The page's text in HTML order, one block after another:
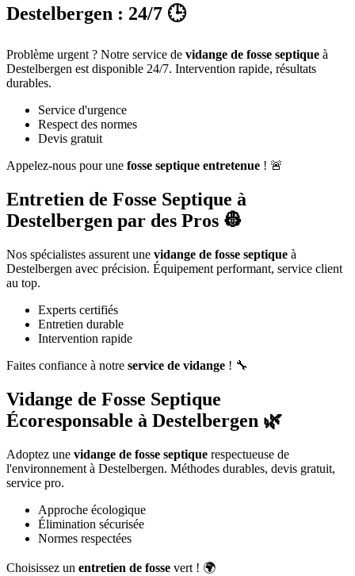
Destelbergen : 24/7 🕒
Problème urgent ? Notre service de vidange de fosse septique à
Destelbergen est disponible 24/7. Intervention rapide, résultats
durables.
Service d'urgence
Respect des normes
Devis gratuit
Appelez-nous pour une fosse septique entretenue ! 🚨
Entretien de Fosse Septique à
Destelbergen par des Pros 👷
Nos spécialistes assurent une vidange de fosse septique à
Destelbergen avec précision. Équipement performant, service client
au top.
Experts certifiés
Entretien durable
Intervention rapide
Faites confiance à notre service de vidange ! 🔧
Vidange de Fosse Septique
Écoresponsable à Destelbergen 🌿
Adoptez une vidange de fosse septique respectueuse de
l'environnement à Destelbergen. Méthodes durables, devis gratuit,
service pro.
Approche écologique
Élimination sécurisée
Normes respectées
Choisissez un entretien de fosse vert ! 🌍